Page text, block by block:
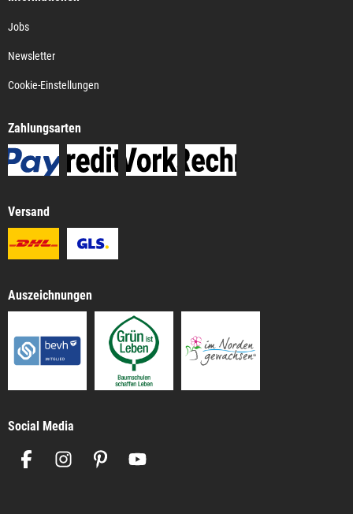
Jobs
Newsletter
Cookie-Einstellungen
Zahlungsarten
Versand
Auszeichnungen
Social Media